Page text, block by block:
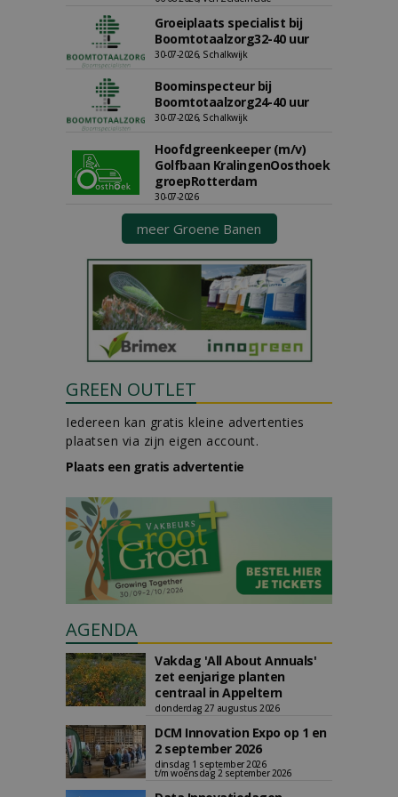
Groeiplaats specialist bij
Boomtotaalzorg32-40 uur
30-07-2026, Schalkwijk
Boominspecteur bij
Boomtotaalzorg24-40 uur
30-07-2026, Schalkwijk
Hoofdgreenkeeper (m/v)
Golfbaan KralingenOosthoek
groepRotterdam
30-07-2026
meer Groene Banen
GREEN OUTLET
Iedereen kan gratis kleine advertenties
plaatsen via zijn eigen account.
Plaats een gratis advertentie
AGENDA
Vakdag 'All About Annuals'
zet eenjarige planten
centraal in Appeltern
donderdag 27 augustus 2026
DCM Innovation Expo op 1 en
2 september 2026
dinsdag 1 september 2026
t/m woensdag 2 september 2026